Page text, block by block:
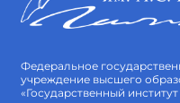
Федеральное
учреждение высшего
«Государственный